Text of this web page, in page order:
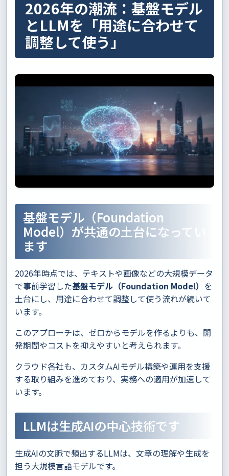
2026年の潮流：基盤モデル
とLLMを「用途に合わせて
調整して使う」
基盤モデル（Foundation
Model）が共通の土台になってい
ます
2026年時点では、テキストや画像などの大規模データ
で事前学習した基盤モデル（Foundation Model） を
土台にし、用途に合わせて調整して使う流れが続いて
います。
このアプローチは、ゼロからモデルを作るよりも、開
発期間やコストを抑えやすいと考えられます。
クラウド各社も、カスタムAIモデル構築や運用を支援
する取り組みを進めており、実務への適用が加速して
います。
LLMは生成AIの中心技術です
生成AIの文脈で頻出するLLMは、文章の理解や生成を
担う大規模言語モデルです。